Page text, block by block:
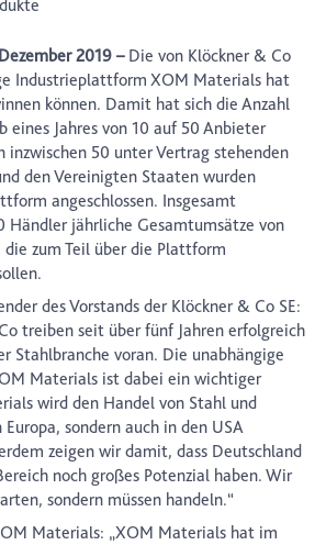
2019 –Die von Klöckner & Co
Industrieplattform XOM Materials hat
können. Damit hat sich die Anzahl
eines Jahres von 10 auf 50 Anbieter
inzwischen 50 unter Vertrag stehenden
den Vereinigten Staaten wurden
angeschlossen. Insgesamt
Händler jährliche Gesamtumsätze von
zum Teil über die Plattform
des Vorstands der Klöckner & Co SE:
treiben seit über fünf Jahren erfolgreich
Stahlbranche voran. Die unabhängige
Materials ist dabei ein wichtiger
wird den Handel von Stahl und
sondern auch in den USA
zeigen wir damit, dass Deutschland
noch großes Potenzial haben. Wir
sondern müssen handeln.“
Materials: „XOM Materials hat im